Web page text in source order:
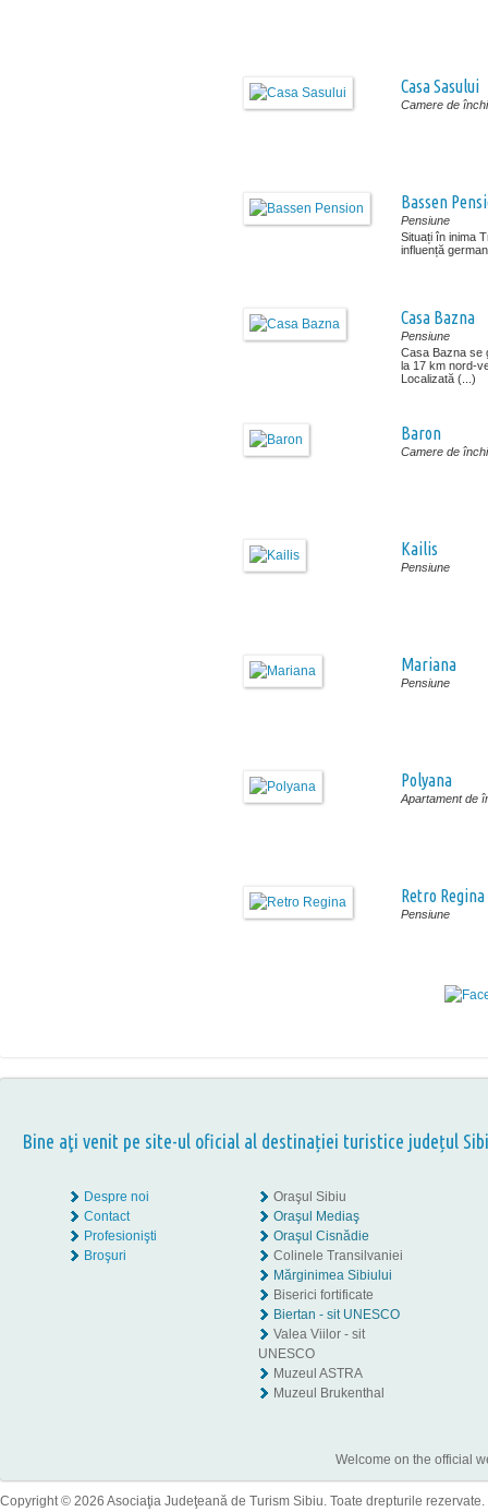
Casa Sasului
Camere de
Bassen
Pensiune
Situați în inima
influență
Casa Bazna
Pensiune
Casa Bazna se
la 17 km nord-
Localizată (...)
Baron
Camere de
Kailis
Pensiune
Mariana
Pensiune
Polyana
Apartament de
Retro Regina
Pensiune
Bine aţi venit pe site-ul oficial al destinației turistice județul
Despre noi
Contact
Profesionişti
Broşuri
Oraşul Sibiu
Oraşul Mediaş
Oraşul Cisnădie
Colinele Transilvaniei
Mărginimea Sibiului
Biserici fortificate
Biertan - sit UNESCO
Valea Viilor - sit
UNESCO
Muzeul ASTRA
Muzeul Brukenthal
Welcome on the official
Copyright © 2026 Asociaţia Judeţeană de Turism Sibiu. Toate drepturile rezervate.